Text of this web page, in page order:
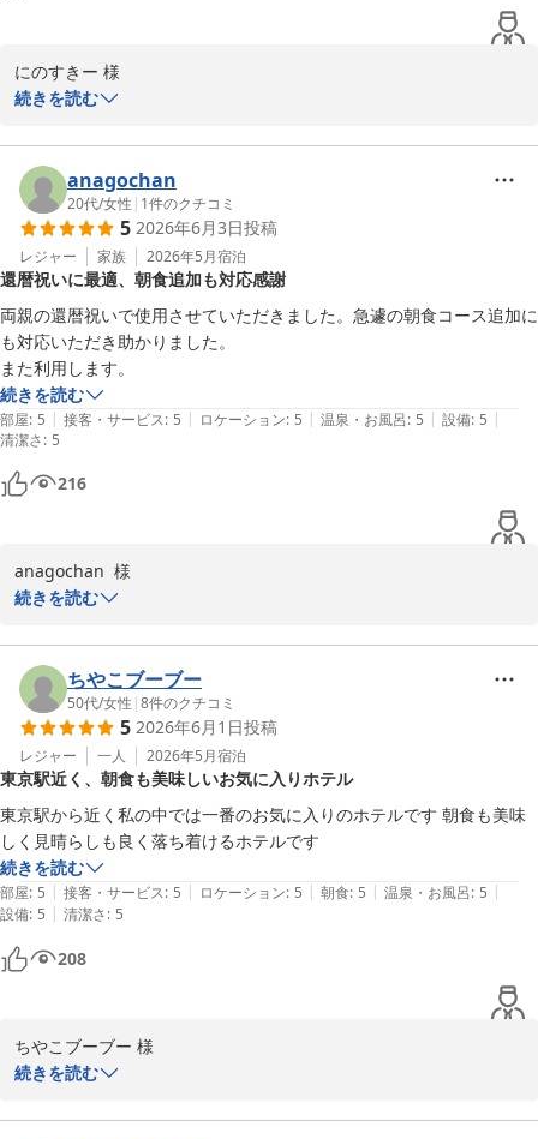
にのすきー 様
ご利用いただきましてありがとうございます。またコメントをお寄
と月をお楽しみいただけたご様子を伺え何よりでございます。これ
からも非日常をごゆっくりお楽しみいただけるようサービス向上に
努めてまいります。またのご来館をお待ちしております。
ホテルメトロポリタン丸の内
2026-06-14
続きを読む
anagochan
20代/女性 | 1件のクチコミ
5 2026年6月3日投稿
レジャー 家族 2026年5月宿泊
還暦祝いに最適、朝食追加も対応感謝
両親の還暦祝いで使用させていただきました。急遽の朝食コース追加に
も対応いただき助かりました。
また利用します。
続きを読む
部屋: 5 | 接客・サービス: 5 | ロケーション: 5 | 温泉・お風呂: 5 | 設備: 5 |
清潔さ: 5
216
anagochan  様
この度はご両親様の還暦という大切な節目にご利用いただき誠にあ
申し上げます。ご朝食のご追加につきましてお役に立てましたよう
で何よりでございます。「また利用します」という温かいお言葉を
励みに、今後も皆様の大切なひとときに寄り添えるホテルであり続
けられるよう努めてまいります。またのご利用をお待ちしておりま
す。
ホテルメトロポリタン丸の内
2026-06-06
続きを読む
ちやこブーブー
50代/女性 |8件のクチコミ
5 2026年6月1日投稿
レジャー 一人 2026年5月宿泊
東京駅近く、朝食も美味しいお気に入りホテル
東京駅から近く私の中では一番のお気に入りのホテルです 朝食も美味
しく見晴らしも良く落ち着けるホテルです
続きを読む
部屋: 5 | 接客・サービス: 5 | ロケーション: 5 | 朝食: 5 | 温泉・お風呂: 5 |
設備: 5 | 清潔さ: 5
208
ちやこブーブー 様
この度もご利用いただきましてありがとうございます。またコメン
のホテル」という大変光栄なお言葉をいただき、私共にとってこれ
続きを読む